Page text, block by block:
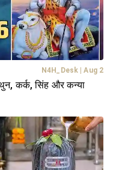
N4H_Desk | Aug 2
कर्क, सिंह और कन्या